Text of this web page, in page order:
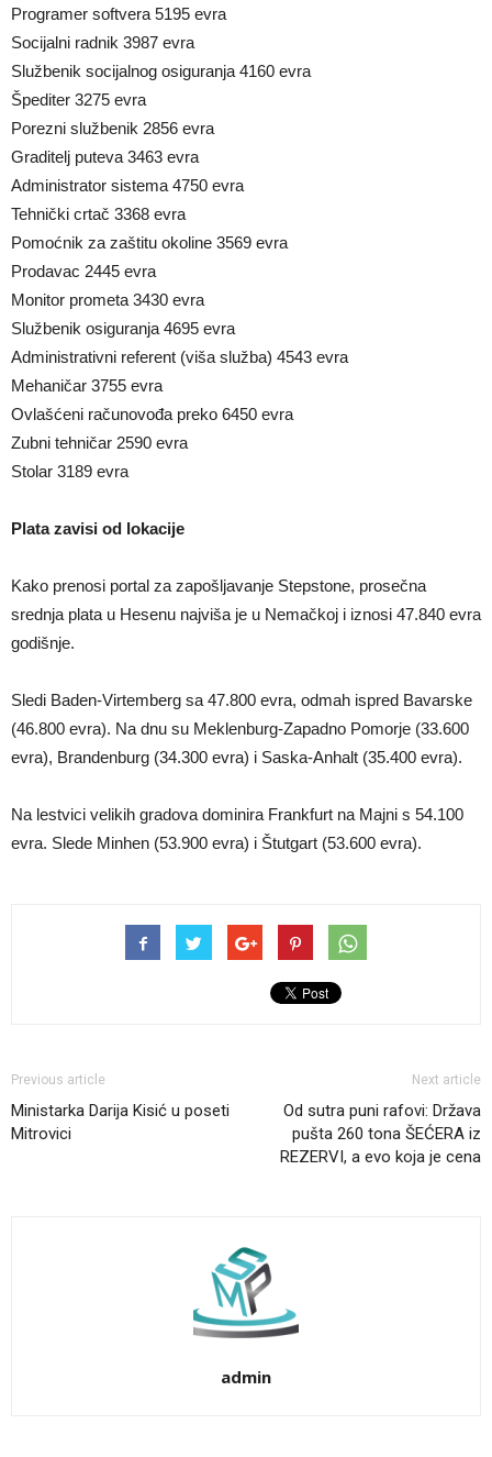
Programer softvera 5195 evra
Socijalni radnik 3987 evra
Službenik socijalnog osiguranja 4160 evra
Špediter 3275 evra
Porezni službenik 2856 evra
Graditelj puteva 3463 evra
Administrator sistema 4750 evra
Tehnički crtač 3368 evra
Pomoćnik za zaštitu okoline 3569 evra
Prodavac 2445 evra
Monitor prometa 3430 evra
Službenik osiguranja 4695 evra
Administrativni referent (viša služba) 4543 evra
Mehaničar 3755 evra
Ovlašćeni računovođa preko 6450 evra
Zubni tehničar 2590 evra
Stolar 3189 evra
Plata zavisi od lokacije
Kako prenosi portal za zapošljavanje Stepstone, prosečna
srednja plata u Hesenu najviša je u Nemačkoj i iznosi 47.840 evra
godišnje.
Sledi Baden-Virtemberg sa 47.800 evra, odmah ispred Bavarske
(46.800 evra). Na dnu su Meklenburg-Zapadno Pomorje (33.600
evra), Brandenburg (34.300 evra) i Saska-Anhalt (35.400 evra).
Na lestvici velikih gradova dominira Frankfurt na Majni s 54.100
evra. Slede Minhen (53.900 evra) i Štutgart (53.600 evra).
Previous article
Ministarka Darija Kisić u poseti
Mitrovici
Next article
Od sutra puni rafovi: Država
pušta 260 tona ŠEĆERA iz
REZERVI, a evo koja je cena
admin